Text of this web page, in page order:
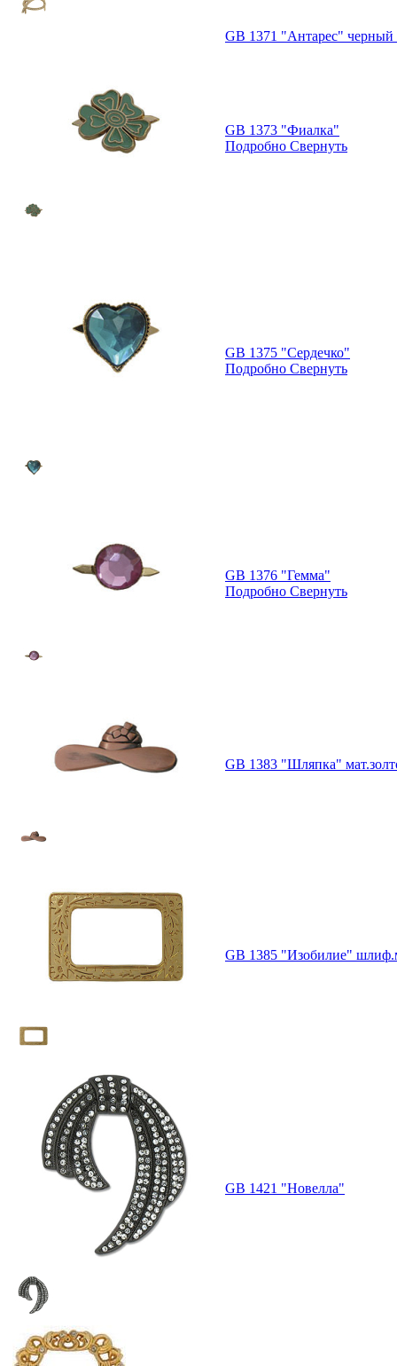
GB 1371 "Антарес" черный
GB 1373 "Фиалка"
Подробно Свернуть
GB 1375 "Сердечко"
Подробно Свернуть
GB 1376 "Гемма"
Подробно Свернуть
GB 1383 "Шляпка"
GB 1385 "Изобилие"
GB 1421 "Новелла"